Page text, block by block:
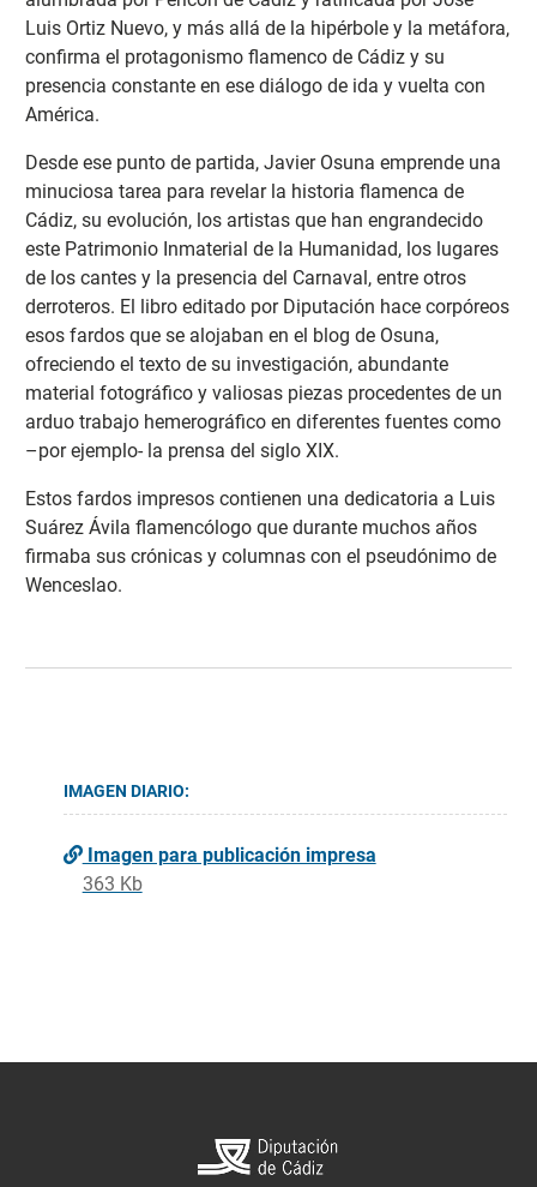
Luis Ortiz Nuevo, y más allá de la hipérbole y la metáfora,
confirma el protagonismo flamenco de Cádiz y su
presencia constante en ese diálogo de ida y vuelta con
América.
Desde ese punto de partida, Javier Osuna emprende una
minuciosa tarea para revelar la historia flamenca de
Cádiz, su evolución, los artistas que han engrandecido
este Patrimonio Inmaterial de la Humanidad, los lugares
de los cantes y la presencia del Carnaval, entre otros
derroteros. El libro editado por Diputación hace corpóreos
esos fardos que se alojaban en el blog de Osuna,
ofreciendo el texto de su investigación, abundante
material fotográfico y valiosas piezas procedentes de un
arduo trabajo hemerográfico en diferentes fuentes como
–por ejemplo- la prensa del siglo XIX.
Estos fardos impresos contienen una dedicatoria a Luis
Suárez Ávila flamencólogo que durante muchos años
firmaba sus crónicas y columnas con el pseudónimo de
Wenceslao.
IMAGEN DIARIO:
Imagen para publicación impresa
363 Kb